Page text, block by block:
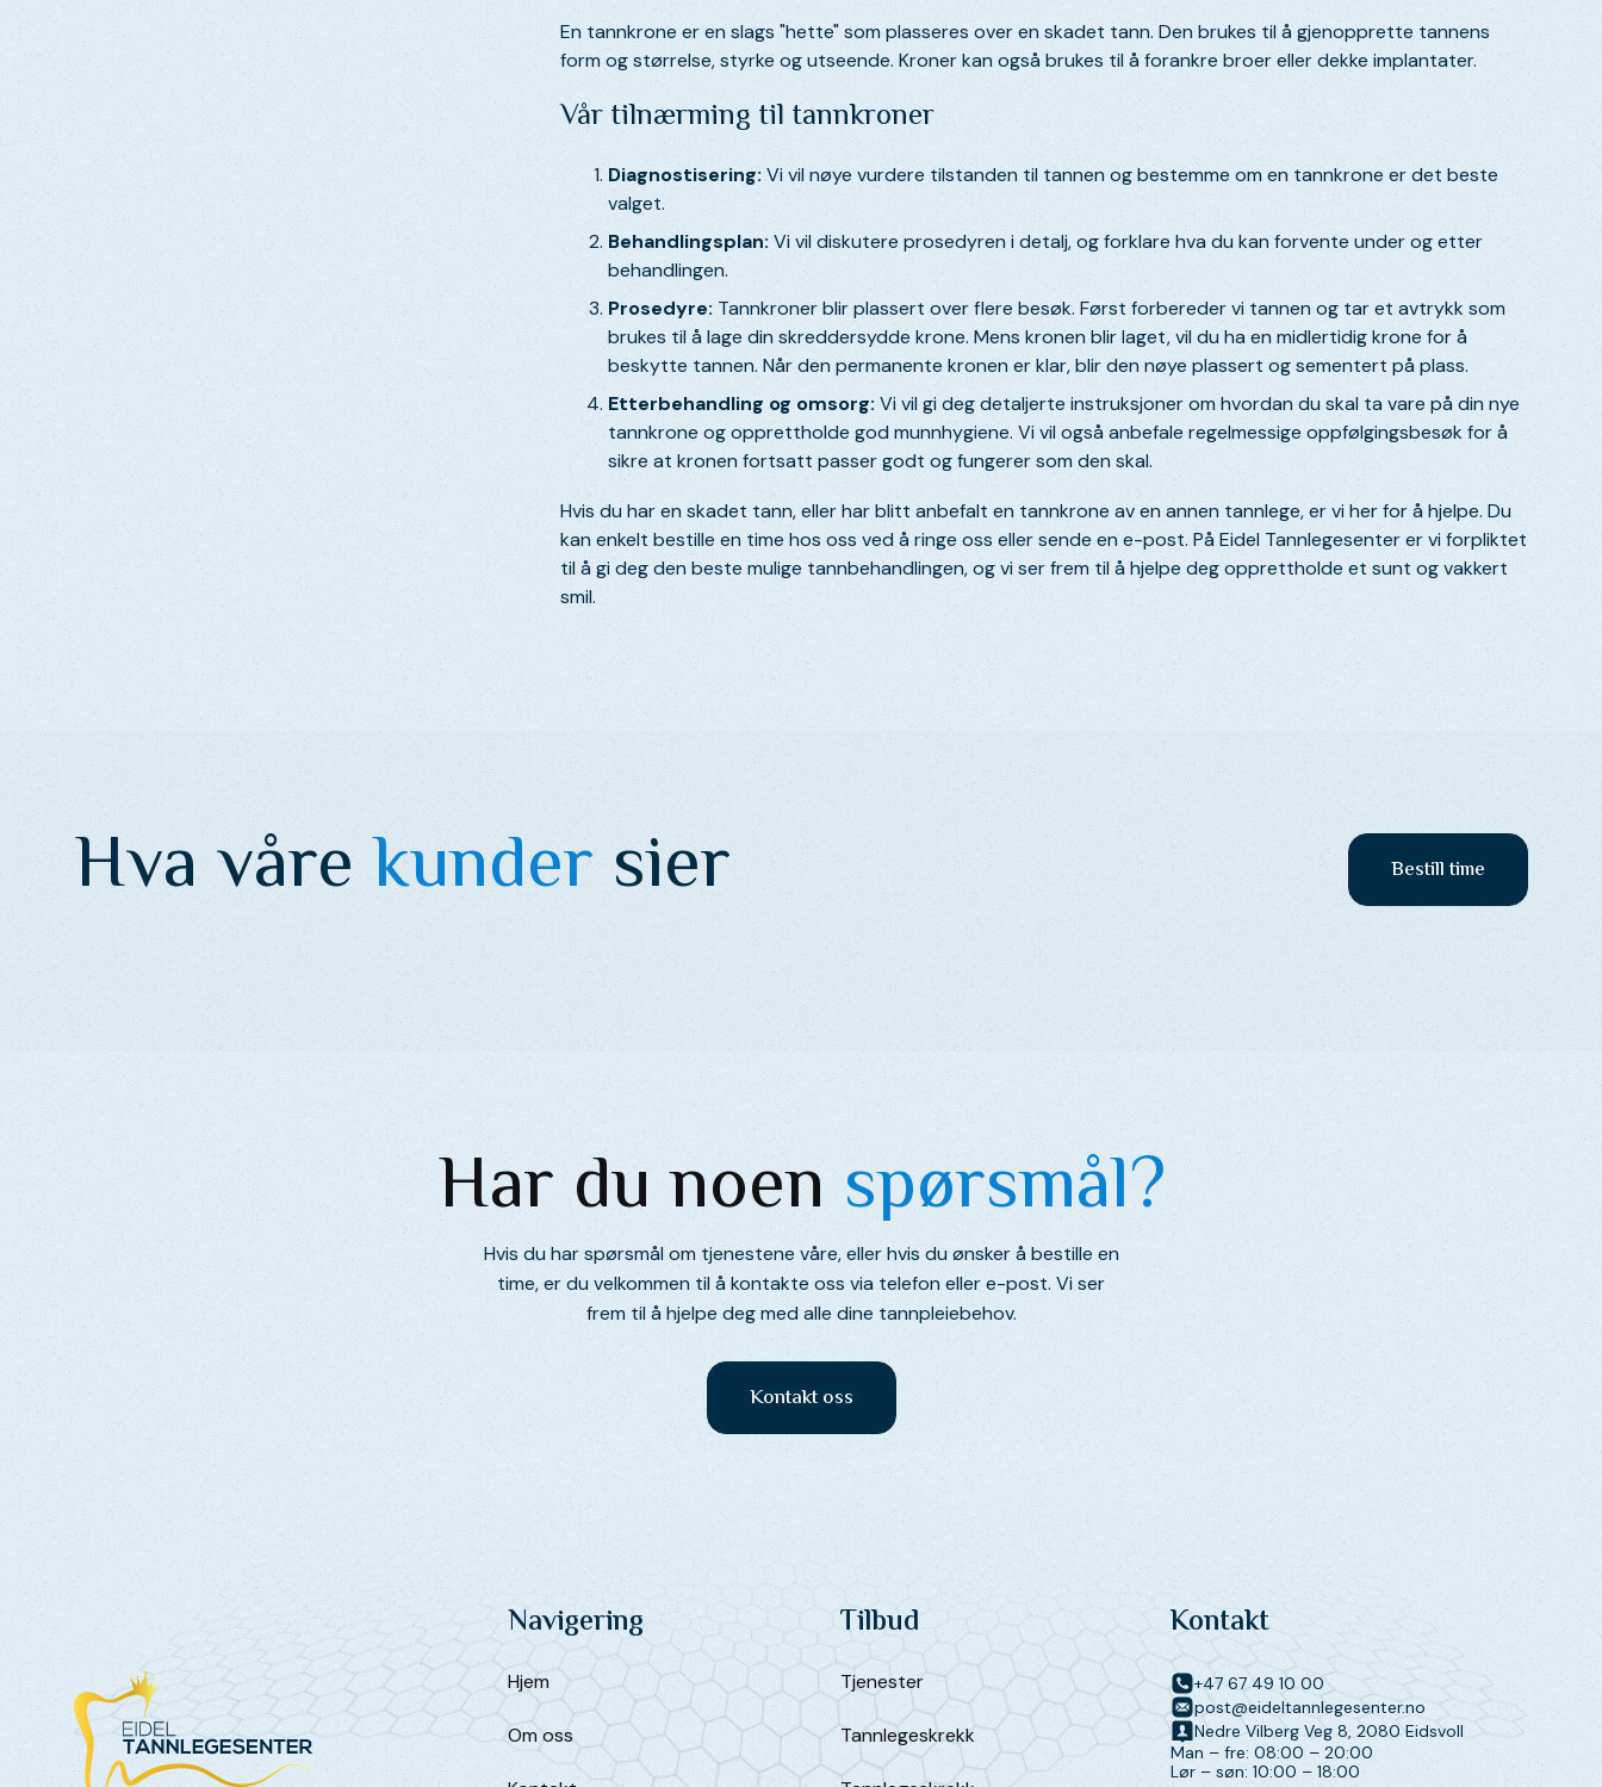
Tanngebiss og protetese
Tanntrekking
Tannkjøttsykdom
Tannlegeundersøkelse
En tannkrone er en slags "hette" som plasseres over en skadet tann. Den brukes til å gjenopprette tannens
form og størrelse, styrke og utseende. Kroner kan også brukes til å forankre broer eller dekke implantater.
Vår tilnærming til tannkroner
Diagnostisering: Vi vil nøye vurdere tilstanden til tannen og bestemme om en tannkrone er det beste
valget.
Behandlingsplan: Vi vil diskutere prosedyren i detalj, og forklare hva du kan forvente under og etter
behandlingen.
Prosedyre: Tannkroner blir plassert over flere besøk. Først forbereder vi tannen og tar et avtrykk som
brukes til å lage din skreddersydde krone. Mens kronen blir laget, vil du ha en midlertidig krone for å
beskytte tannen. Når den permanente kronen er klar, blir den nøye plassert og sementert på plass.
Etterbehandling og omsorg: Vi vil gi deg detaljerte instruksjoner om hvordan du skal ta vare på din nye
tannkrone og opprettholde god munnhygiene. Vi vil også anbefale regelmessige oppfølgingsbesøk for å
sikre at kronen fortsatt passer godt og fungerer som den skal.
Hvis du har en skadet tann, eller har blitt anbefalt en tannkrone av en annen tannlege, er vi her for å hjelpe. Du
kan enkelt bestille en time hos oss ved å ringe oss eller sende en e-post. På Eidel Tannlegesenter er vi forpliktet
til å gi deg den beste mulige tannbehandlingen, og vi ser frem til å hjelpe deg opprettholde et sunt og vakkert
smil.
Hva vårekunder sier Bestill time
Har du noen spørsmål?
Hvis du har spørsmål om tjenestene våre, eller hvis du ønsker å bestille en
time, er du velkommen til å kontakte oss via telefon eller e-post. Vi ser
frem til å hjelpe deg med alle dine tannpleiebehov.
Kontakt oss
Navigering
Hjem
Om oss
Tilbud
Tjenester
Tannlegeskrekk
Kontakt
+47 67 49 10 00
post@eideltannlegesenter.no
Nedre Vilberg Veg 8, 2080 Eidsvoll
Man – fre: 08:00 – 20:00
Lør – søn: 10:00 – 18:00